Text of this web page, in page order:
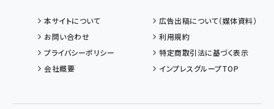
本サイトについて
広告出稿について（媒体資料）
お問い合わせ
利用規約
プライバシーポリシー
特定商取引法に基づく表示
会社概要
インプレスグループTOP